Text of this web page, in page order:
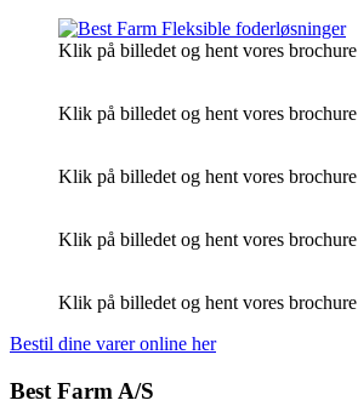
Klik på billedet og hent vores brochure
Klik på billedet og hent vores brochure
Klik på billedet og hent vores brochure
Klik på billedet og hent vores brochure
Klik på billedet og hent vores brochure
Bestil dine varer online her
Best Farm A/S